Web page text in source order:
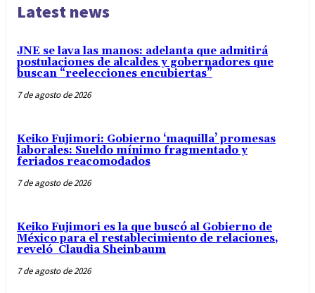
Latest news
JNE se lava las manos: adelanta que admitirá
postulaciones de alcaldes y gobernadores que
buscan “reelecciones encubiertas”
7 de agosto de 2026
Keiko Fujimori: Gobierno ‘maquilla’ promesas
laborales: Sueldo mínimo fragmentado y
feriados reacomodados
7 de agosto de 2026
Keiko Fujimori es la que buscó al Gobierno de
México para el restablecimiento de relaciones,
reveló Claudia Sheinbaum
7 de agosto de 2026